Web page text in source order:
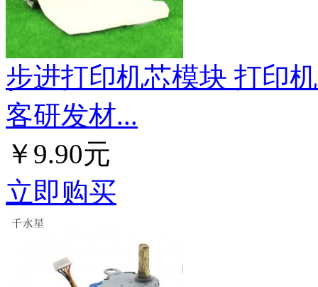
步进打印机芯模块 打印
客研发材...
￥9.90元
立即购买